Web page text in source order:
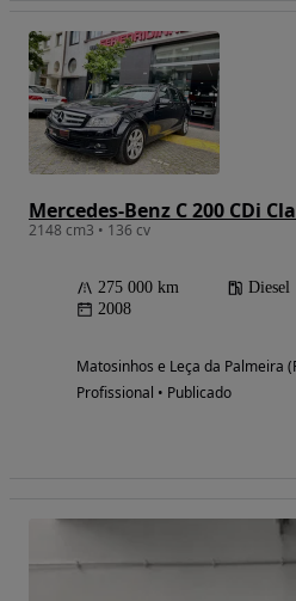
Mercedes-Benz C 200 CDi
2148 cm3 • 136 cv
275 000 km Diesel
2008
Matosinhos e Leça da Palmeira
Profissional • Publicado